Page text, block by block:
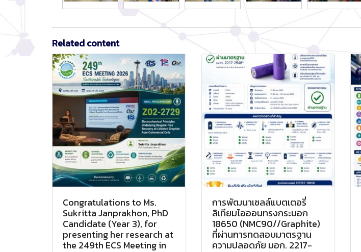
Related content
Congratulations to Ms.
Sukritta Janprakhon, PhD
Candidate (Year 3), for
presenting her research at
the 249th ECS Meeting in
การพัฒนาเซลล์แบตเตอรี่
ลิเทียมไอออนทรงกระบอก
18650 (NMC90//Graphite)
ที่ผ่านการทดสอบมาตรฐาน
ความปลอดภัย มอก. 2217-